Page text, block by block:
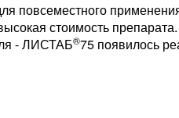
повсеместного
стоимость
- ЛИСТАБ®75 появилось